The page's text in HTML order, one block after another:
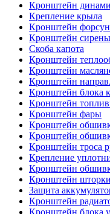
Кронштейн
Крепление крыла
Кронштейн
Кронштейн сирены
Скоба капота
Кронштейн
Кронштейн
Кронштейн
Кронштейн блока
Кронштейн
Кронштейн фары
Кронштейн
Кронштейн
Кронштейн троса
Крепление
Кронштейн
Кронштейн
Защита
Кронштейн
Кронштейн блока